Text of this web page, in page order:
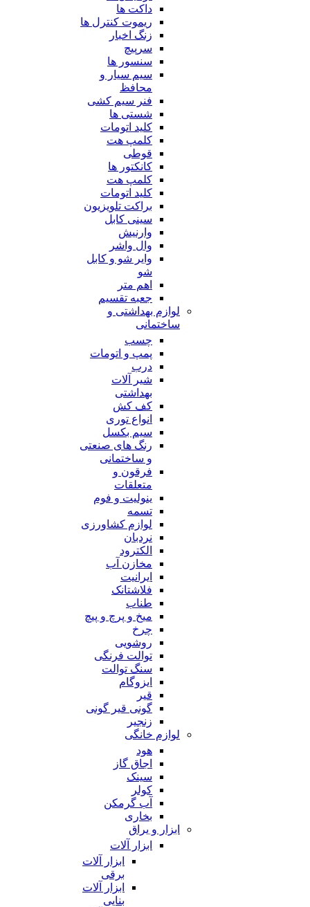
داکت ها
ریموت کنترل ها
زنگ اخبار
سرپیچ
سنسور ها
سیم سیار و
محافظ
فنر سیم کشی
شستی ها
کلید اتومات
کلمپ هت
قوطی
کانکتور ها
کلمپ هت
کلید اتومات
براکت تلویزیون
سینی کابل
وارنیش
وال واشر
وایر شو و کابل
شو
اهم متر
جعبه تقسیم
لوازم بهداشتی و
ساختمانی
چسب
پمپ و اتومات
درب
شیر آلات
بهداشتی
کف کش
انواع توری
سیم بکسل
رنگ های صنعتی
و ساختمانی
فرقون و
متعلقات
ینولیت و فوم
تسمه
لوازم کشاورزی
نردبان
الکترود
مخازن آب
ایرانیت
فلاشتانک
طناب
میخ و پرچ و پیچ
چرخ
روشویی
توالت فرنگی
سنگ توالت
ایزوگام
قیر
گونی قیر گونی
زنجیر
لوازم خانگی
هود
اجاق گاز
سینک
کولر
آب گرمکن
بخاری
ابزار و یراق
ابزار آلات
ابزار آلات
برقی
ابزار آلات
بنایی